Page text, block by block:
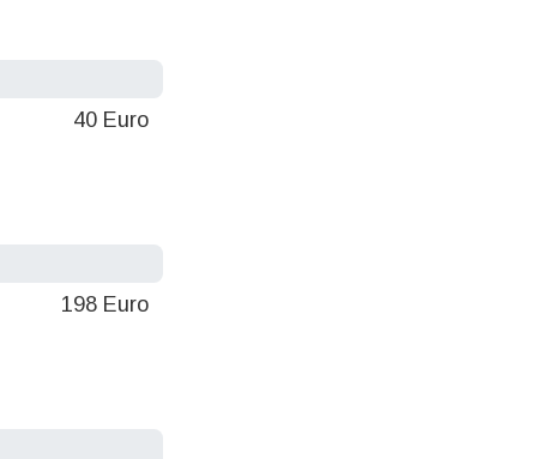
40 Euro
198 Euro